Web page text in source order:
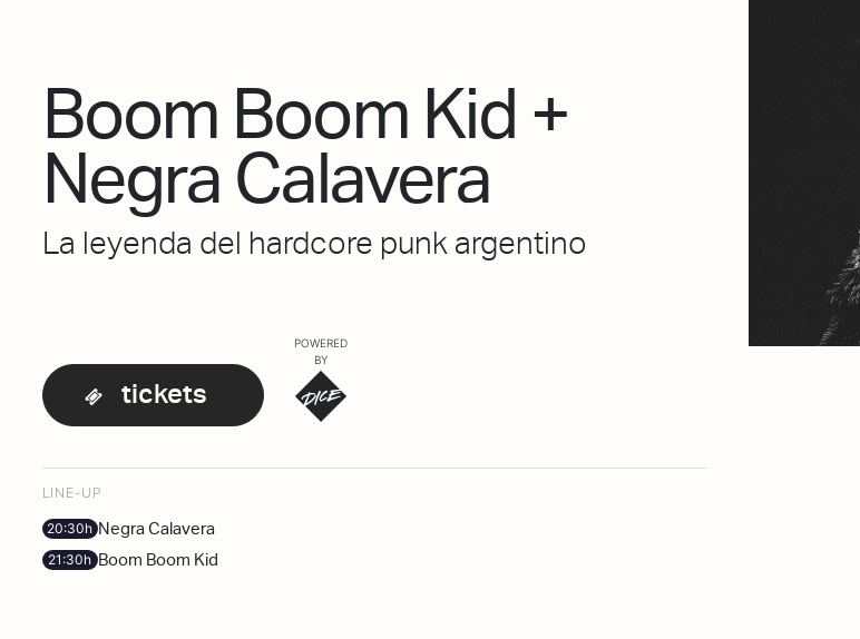
Boom Boom Kid +
Negra Calavera
La leyenda del hardcore punk argentino
tickets
POWERED
BY
LINE-UP
20:30h Negra Calavera
21:30h Boom Boom Kid